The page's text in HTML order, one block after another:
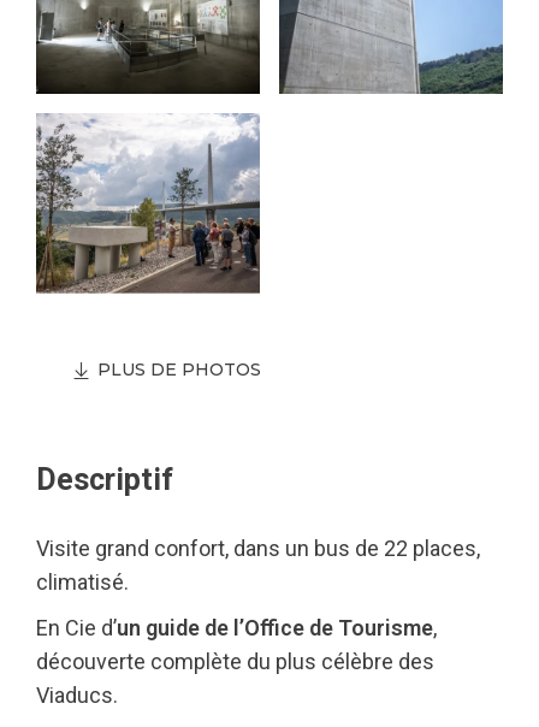
PLUS DE PHOTOS
Descriptif
Visite grand confort, dans un bus de 22 places,
climatisé.
En Cie d’un guide de l’Office de Tourisme,
découverte complète du plus célèbre des
Viaducs.